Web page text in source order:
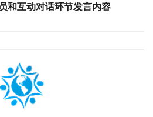
和互动对话环节发言内容